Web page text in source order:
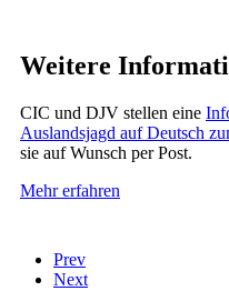
Weitere
CIC und DJV stellen eine
Auslandsjagd auf Deutsch
sie auf Wunsch per Post.
Mehr erfahren
Prev
Next